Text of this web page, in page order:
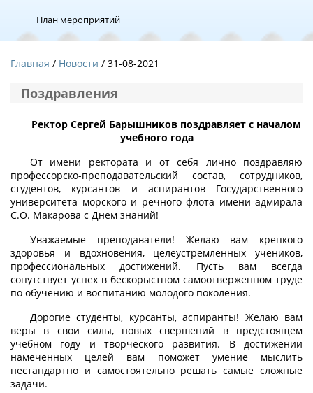
План мероприятий
Главная Новости / 31-08-2021
Поздравления
Ректор Сергей Барышников поздравляет с началом
учебного года
От имени ректората и от себя лично поздравляю
профессорско-преподавательский состав, сотрудников,
студентов, курсантов и аспирантов Государственного
университета морского и речного флота имени адмирала
С.О. Макарова с Днем знаний!
Уважаемые преподаватели! Желаю вам крепкого
здоровья и вдохновения, целеустремленных учеников,
профессиональных достижений. Пусть вам всегда
сопутствует успех в бескорыстном самоотверженном труде
по обучению и воспитанию молодого поколения.
Дорогие студенты, курсанты, аспиранты! Желаю вам
веры в свои силы, новых свершений в предстоящем
учебном году и творческого развития. В достижении
намеченных целей вам поможет умение мыслить
нестандартно и самостоятельно решать самые сложные
задачи.